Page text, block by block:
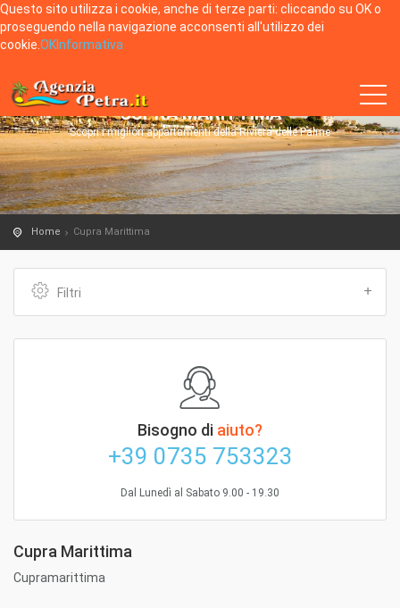
Questo sito utilizza i cookie, anche di terze parti: cliccando su OK o
proseguendo nella navigazione acconsenti all'utilizzo dei
cookie. OKInformativa
CUPRA MARITTIMA
Scopri i migliori appartamenti della Riviera delle Palme
Home Cupra Marittima
Filtri
Bisogno di aiuto?
+39 0735 753323
Dal Lunedì al Sabato 9.00 - 19.30
Cupra Marittima
Cupramarittima